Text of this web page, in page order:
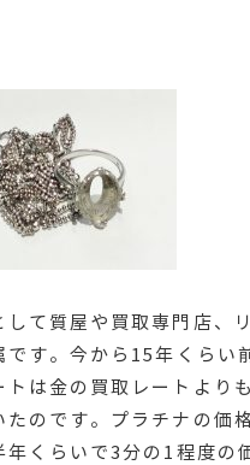
て質屋や買取専門店、
す。今から15年くらい
は金の買取レートより
のです。プラチナの価
くらいで3分の1程度の